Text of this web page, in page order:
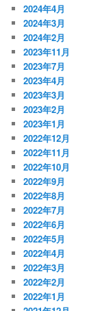
2024年4月
2024年3月
2024年2月
2023年11月
2023年7月
2023年4月
2023年3月
2023年2月
2023年1月
2022年12月
2022年11月
2022年10月
2022年9月
2022年8月
2022年7月
2022年6月
2022年5月
2022年4月
2022年3月
2022年2月
2022年1月